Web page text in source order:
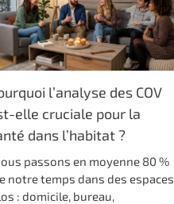
l’analyse des COV
elle cruciale pour la
dans l’habitat ?
passons en moyenne 80 %
notre temps dans des espaces
: domicile, bureau,